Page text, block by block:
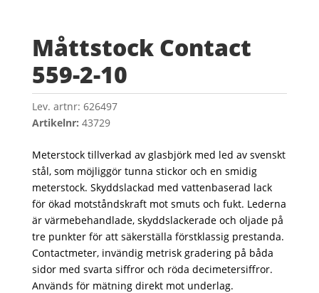
Måttstock Contact
559-2-10
Lev. artnr: 626497
Artikelnr: 43729
Meterstock tillverkad av glasbjörk med led av svenskt
stål, som möjliggör tunna stickor och en smidig
meterstock. Skyddslackad med vattenbaserad lack
för ökad motståndskraft mot smuts och fukt. Lederna
är värmebehandlade, skyddslackerade och oljade på
tre punkter för att säkerställa förstklassig prestanda.
Contactmeter, invändig metrisk gradering på båda
sidor med svarta siffror och röda decimetersiffror.
Används för mätning direkt mot underlag.